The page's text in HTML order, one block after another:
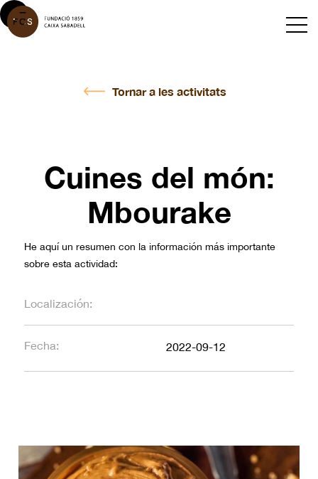
Tornar a les activitats
Cuines del món:
Mbourake
He aquí un resumen con la información más importante
sobre esta actividad:
Localización:
Fecha: 2022-09-12